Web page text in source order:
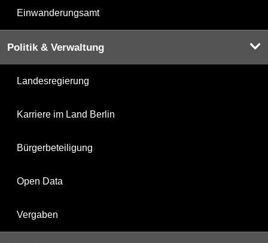
Einwanderungsamt
Politik & Verwaltung
Landesregierung
Karriere im Land Berlin
Bürgerbeteiligung
Open Data
Vergaben